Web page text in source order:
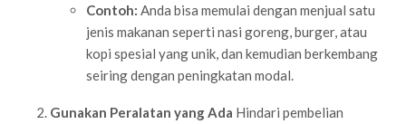
Contoh: Anda bisa memulai dengan menjual satu
jenis makanan seperti nasi goreng, burger, atau
kopi spesial yang unik, dan kemudian berkembang
seiring dengan peningkatan modal.
Gunakan Peralatan yang Ada Hindari pembelian